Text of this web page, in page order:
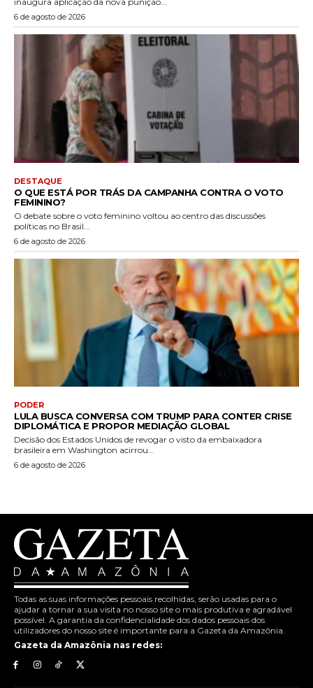
6 de agosto de 2026
DESTAQUE
O QUE ESTÁ POR TRÁS DA CAMPANHA CONTRA O VOTO
FEMININO?
O debate sobre o voto feminino voltou ao centro das discussões
políticas no Brasil...
6 de agosto de 2026
PODER
LULA BUSCA CONVERSA COM TRUMP PARA CONTER CRISE
DIPLOMÁTICA E PROPOR MEDIAÇÃO GLOBAL
Decisão dos Estados Unidos de revogar o visto da embaixadora
brasileira em Washington acirrou...
6 de agosto de 2026
Todas as suas informações pessoais recolhidas, serão usadas para o
ajudar a tornar a sua visita no nosso site o mais produtiva e agradável
possível. A garantia da confidencialidade dos dados pessoais dos
utilizadores do nosso site é importante para a Gazeta da Amazônia.
Gazeta da Amazônia nas redes: